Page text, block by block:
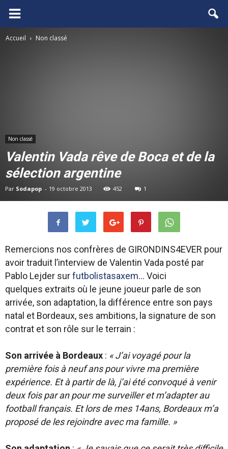
FCGB.net
Accueil Non classé
Non classé
Valentin Vada rêve de Boca et de la
sélection argentine
Par Sodapop - 19 octobre 2013 452 1
Remercions nos confrères de GIRONDINS4EVER pour
avoir traduit l’interview de Valentin Vada posté par
Pablo Lejder surfutbolistasaxem… Voici
quelques extraits où le jeune joueur parle de son
arrivée, son adaptation, la différence entre son pays
natal et Bordeaux, ses ambitions, la signature de son
contrat et son rôle sur le terrain :
Son arrivée à Bordeaux : « J’ai voyagé pour la
première fois à neuf ans pour vivre ma première
expérience. Et à partir de là, j’ai été convoqué à venir
deux fois par an pour me surveiller et m’adapter au
football français. Et lors de mes 14ans, Bordeaux m’a
proposé de les rejoindre avec ma famille. »